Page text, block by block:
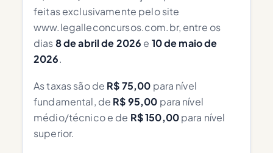
feitas exclusivamente pelo site
www.legalleconcursos.com.br, entre os
dias8 de abril de 2026 e 10 de maio de
2026.
As taxas são de R$ 75,00 para nível
fundamental, de R$ 95,00 para nível
médio/técnico e de R$ 150,00para nível
superior.